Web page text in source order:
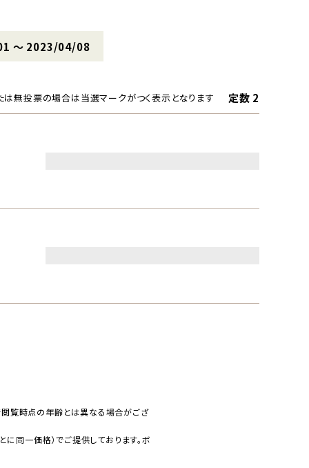
〜 2023/04/08
無投票の場合は当選マークがつく表示となります 定数 2
覧時点の年齢とは異なる場合がござ
に同一価格）でご提供しております。ボ